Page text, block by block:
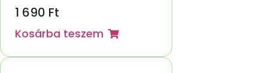
1 690 Ft
Kosárba teszem